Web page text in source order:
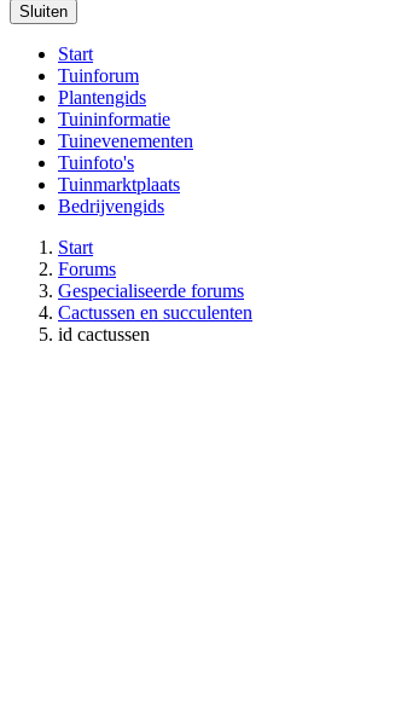
Sluiten
Start
Tuinforum
Plantengids
Tuininformatie
Tuinevenementen
Tuinfoto's
Tuinmarktplaats
Bedrijvengids
Start
Forums
Gespecialiseerde forums
Cactussen en succulenten
id cactussen